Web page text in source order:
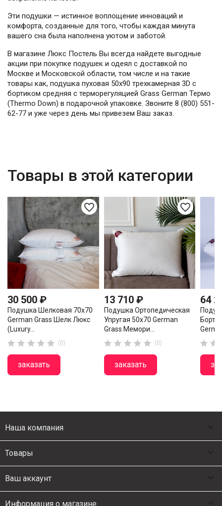
Эти подушки — истинное воплощение инноваций и
комфорта, созданные для того, чтобы каждая минута
вашего сна была наполнена уютом и заботой.
В магазине Люкс Постель Вы всегда найдете выгодные
акции при покупке подушек и одеял с доставкой по
Москве и Московской области, том числе и на такие
товары как, подушка пуховая 50х90 трехкамерная 3D с
бортиком средняя с терморегуляцией Grass German Термо
(Thermo Down) в подарочной упаковке. Звоните 8 (800) 551-
62-77 и уже через день мы привезем Ваш заказ.
Товары в этой категории
favorite_border
30 500 ₽
Подушка Шелковая 70х70
German Grass Шелк Люкс
(Luxury...
     (0)
заказать
favorite_border
13 710 ₽
Подушка Ортопедическая
Упругая 50х70 German
Grass Мемори...
     (0)
заказать
64
 
Наша компания
Товары
Ваш аккаунт
Информация о магазине